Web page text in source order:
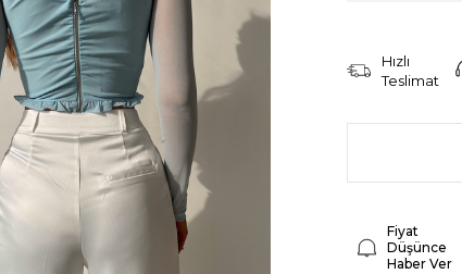
Hızlı
Teslimat
Fiyat
Düşünce
Haber Ver